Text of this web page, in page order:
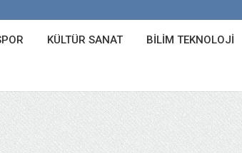
KÜLTÜR SANAT BILIM TEKNOLOJI